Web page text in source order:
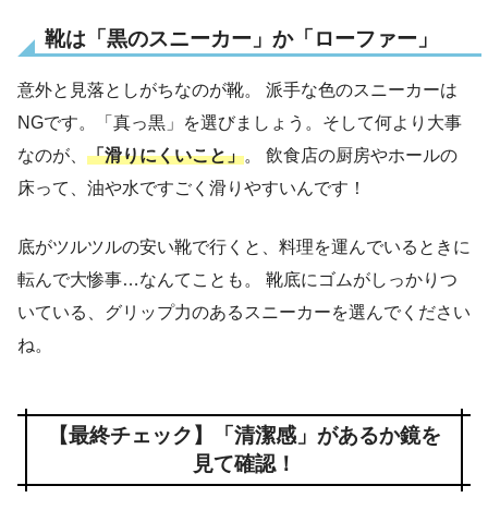
靴は「黒のスニーカー」か「ローファー」
意外と見落としがちなのが靴。 派手な色のスニーカーは
NGです。「真っ黒」を選びましょう。そして何より大事
なのが、 「滑りにくいこと」。 飲食店の厨房やホールの
床って、油や水ですごく滑りやすいんです！
底がツルツルの安い靴で行くと、料理を運んでいるときに
転んで大惨事…なんてことも。 靴底にゴムがしっかりつ
いている、グリップ力のあるスニーカーを選んでください
ね。
【最終チェック】「清潔感」があるか鏡を
見て確認！